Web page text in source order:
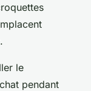
le
pendant